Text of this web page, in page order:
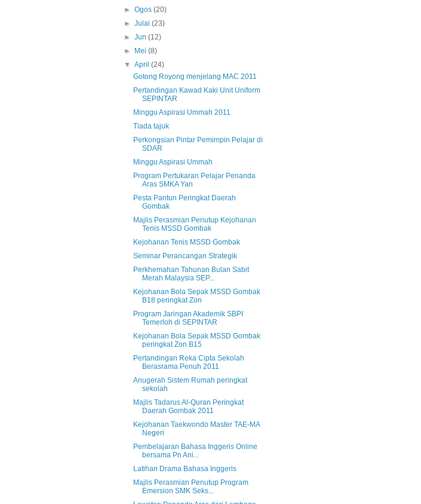
►Ogos(20)
►Julai(23)
►Jun(12)
►
Mei(8)
▼April(24)
Gotong Royong menjelang MAC 2011
Pertandingan Kawad Kaki Unit Uniform
SEPINTAR
Minggu Aspirasi Ummah 2011
Tiada tajuk
Perkongsian Pintar Pemimpin Pelajar di
SDAR
Minggu Aspirasi Ummah
Program Pertukaran Pelajar Penanda
Aras SMKA Yan
Pesta Pantun Peringkat Daerah
Gombak
Majlis Perasmian Penutup Kejohanan
Tenis MSSD Gombak
Kejohanan Tenis MSSD Gombak
Seminar Perancangan Strategik
Perkhemahan Tahunan Bulan Sabit
Merah Malaysia SEP...
Kejohanan Bola Sepak MSSD Gombak
B18 peringkat Zon
Program Jaringan Akademik SBPI
Temerloh di SEPINTAR
Kejohanan Bola Sepak MSSD Gombak
peringkat Zon B15
Pertandingan Reka Cipta Sekolah
Berasrama Penuh 2011
Anugerah Sistem Rumah peringkat
sekolah
Majlis Tadarus Al-Quran Peringkat
Daerah Gombak 2011
Kejohanan Taekwondo Master TAE-MA
Negeri
Pembelajaran Bahasa Inggeris Online
bersama Pn Ani...
Latihan Drama Bahasa Inggeris
Majlis Perasmian Penutup Program
Emersion SMK Seks...